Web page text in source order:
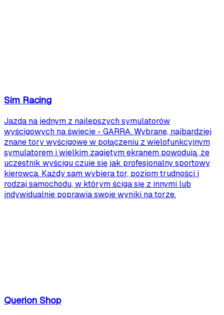
Sim Racing
Jazda na jednym z najlepszych symulatorów
wyścigowych na świecie - GARRA. Wybrane, najbardziej
znane tory wyścigowe w połączeniu z wielofunkcyjnym
symulatorem i wielkim zagiętym ekranem powodują, że
uczestnik wyścigu czuje się jak profesjonalny sportowy
kierowca. Każdy sam wybiera tor, poziom trudności i
rodzaj samochodu, w którym ściga się z innymi lub
indywidualnie poprawia swoje wyniki na torze.
Querion Shop